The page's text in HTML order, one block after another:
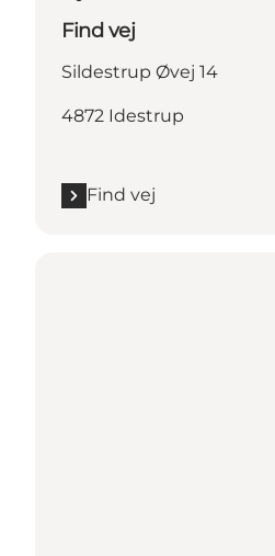
Find vej
Sildestrup Øvej 14
4872 Idestrup
Find vej